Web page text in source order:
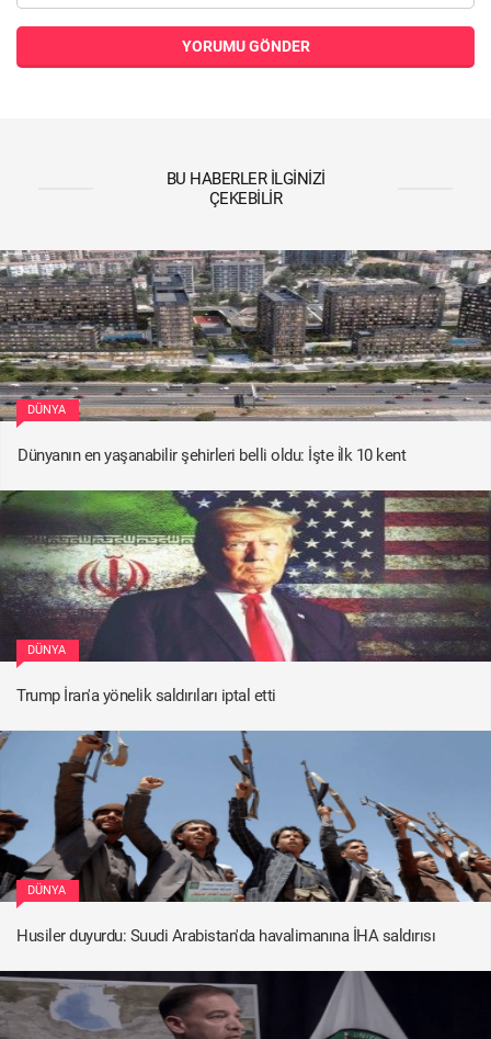
YORUMU GÖNDER
BU HABERLER İLGINIZI
ÇEKEBILIR
DÜNYA
Dünyanın en yaşanabilir şehirleri belli oldu: İşte i̇lk 10 kent
DÜNYA
Trump İran'a yönelik saldırıları iptal etti
DÜNYA
Husiler duyurdu: Suudi Arabistan'da havalimanına İHA saldırısı